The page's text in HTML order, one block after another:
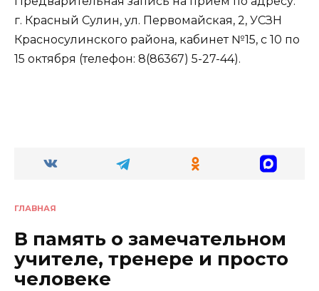
г. Красный Сулин, ул. Первомайская, 2, УСЗН
Красносулинского района, кабинет №15, с 10 по
15 октября (телефон: 8(86367) 5-27-44).
ГЛАВНАЯ
В память о замечательном
учителе, тренере и просто
человеке